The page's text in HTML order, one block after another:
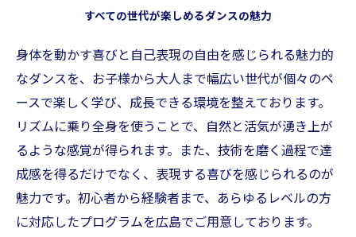
すべての世代が楽しめるダンスの魅力
身体を動かす喜びと自己表現の自由を感じられる魅力的
なダンスを、お子様から大人まで幅広い世代が個々のペ
ースで楽しく学び、成長できる環境を整えております。
リズムに乗り全身を使うことで、自然と活気が湧き上が
るような感覚が得られます。また、技術を磨く過程で達
成感を得るだけでなく、表現する喜びを感じられるのが
魅力です。初心者から経験者まで、あらゆるレベルの方
に対応したプログラムを広島でご用意しております。